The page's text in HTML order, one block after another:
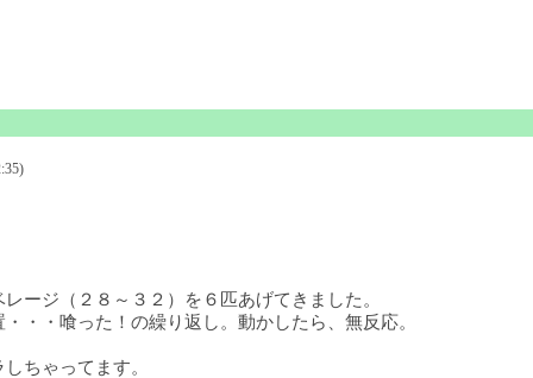
ージ（２８～３２）を６匹あげてきました。
・・喰った！の繰り返し。動かしたら、無反応。
ちゃってます。